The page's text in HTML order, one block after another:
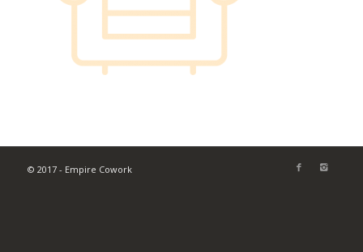
© 2017 - Empire Cowork